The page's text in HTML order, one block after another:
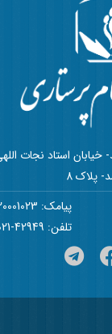
خیابان استاد نجات
پلاک 8
پیامک: 20001023
تلفن: 42949-021